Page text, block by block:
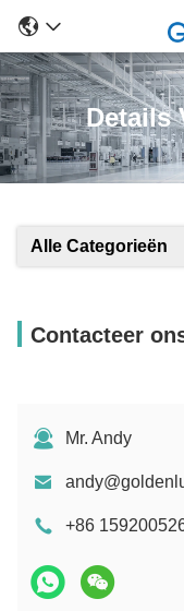
Details
Alle Categorieën
Contacteer
Mr. Andy
+86